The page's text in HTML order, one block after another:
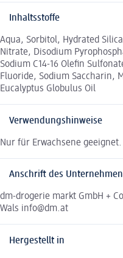
Inhaltsstoffe
Aqua, Sorbitol, Hydrated
Nitrate, Disodium
Sodium C14-16 Olefin
Fluoride, Sodium Saccharin,
Eucalyptus Globulus Oil
Verwendungshinweise
Nur für Erwachsene geeignet.
Anschrift des
dm-drogerie markt GmbH +
Wals info@dm.at
Hergestellt in